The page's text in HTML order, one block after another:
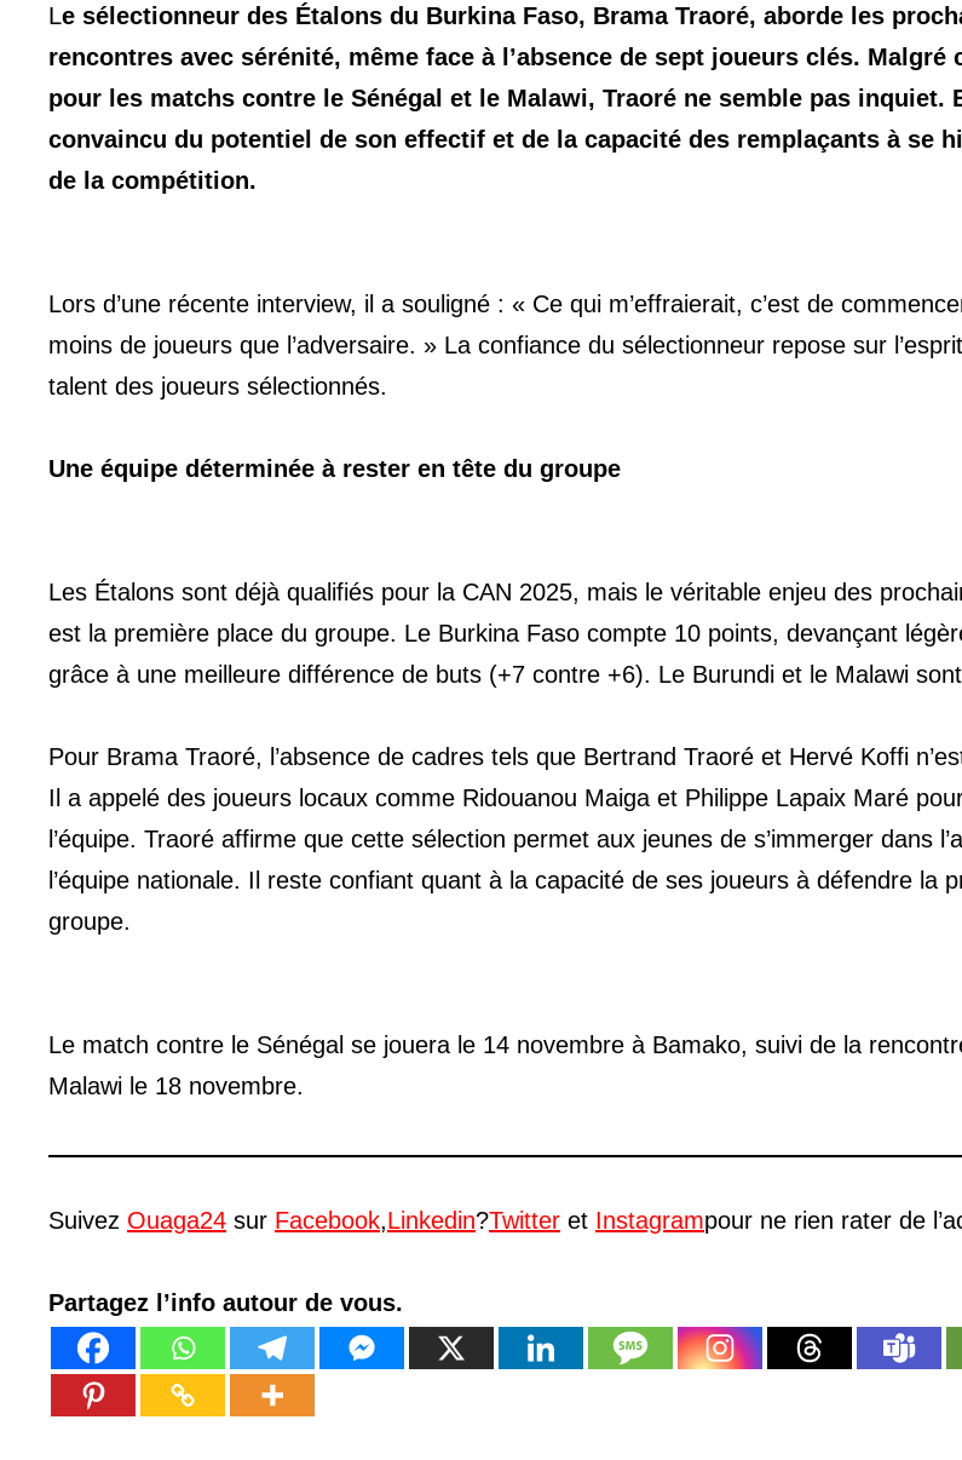
Le sélectionneur des Étalons du Burkina Faso, Brama Traoré, aborde les
rencontres avec sérénité, même face à l’absence de sept joueurs clés. Malgré
pour les matchs contre le Sénégal et le Malawi, Traoré ne semble pas inquiet.
convaincu du potentiel de son effectif et de la capacité des remplaçants à se
de la compétition.
Lors d’une récente interview, il a souligné : « Ce qui m’effraierait, c’est de
moins de joueurs que l’adversaire. » La confiance du sélectionneur repose sur
talent des joueurs sélectionnés.
Une équipe déterminée à rester en tête du groupe
Les Étalons sont déjà qualifiés pour la CAN 2025, mais le véritable enjeu des
est la première place du groupe. Le Burkina Faso compte 10 points, devançant
grâce à une meilleure différence de buts (+7 contre +6). Le Burundi et le Malawi
Pour Brama Traoré, l’absence de cadres tels que Bertrand Traoré et Hervé Koffi
Il a appelé des joueurs locaux comme Ridouanou Maiga et Philippe Lapaix Maré
l’équipe. Traoré affirme que cette sélection permet aux jeunes de s’immerger dans
l’équipe nationale. Il reste confiant quant à la capacité de ses joueurs à défendre la
groupe.
Le match contre le Sénégal se jouera le 14 novembre à Bamako, suivi de la
Malawi le 18 novembre.
Suivez Ouaga24 sur Facebook,Linkedin?Twitter et Instagrampour ne rien rater de
Partagez l’info autour de vous.